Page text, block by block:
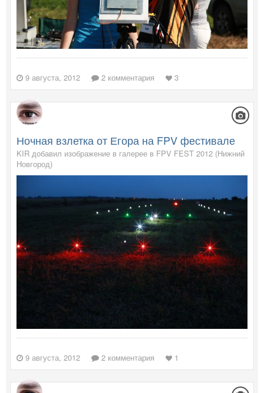
9 августа, 2012 2 комментария 3
Ночная взлетка от Егора на FPV фестивале
KIR добавил изображение в галерее в FPV FEST 2012 (Нижний
Новгород)
9 августа, 2012 2 комментария 1